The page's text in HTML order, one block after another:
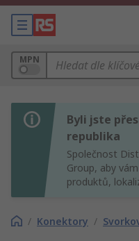
MPN
Byli jste
republika
Společnost
Group, aby
produktů,
/ Konektory /